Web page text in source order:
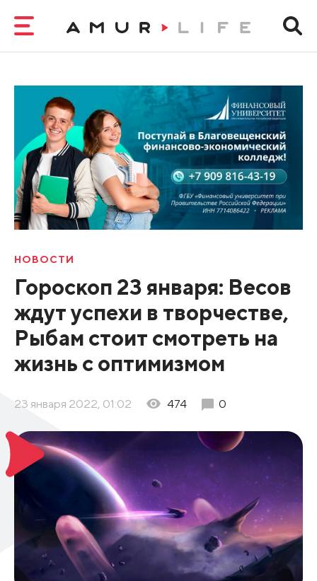
НОВОСТИ
Гороскоп 23 января: Весов
ждут успехи в творчестве,
Рыбам стоит смотреть на
жизнь с оптимизмом
23 января 2022, 01:02 474 0